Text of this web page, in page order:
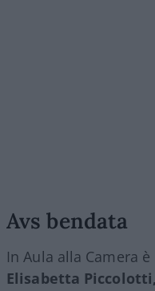
Avs bendata
In Aula alla Camera
Elisabetta Piccolotti,